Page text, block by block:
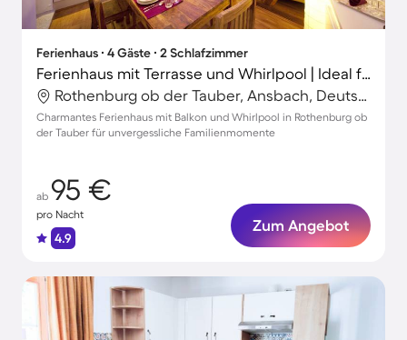
Ferienhaus ∙ 4 Gäste ∙ 2 Schlafzimmer
Ferienhaus mit Terrasse und Whirlpool | Ideal für Homeoffice
Rothenburg ob der Tauber, Ansbach, Deutschland
Charmantes Ferienhaus mit Balkon und Whirlpool in Rothenburg ob
der Tauber für unvergessliche Familienmomente
ab 95 €
pro Nacht
4.9
Zum Angebot